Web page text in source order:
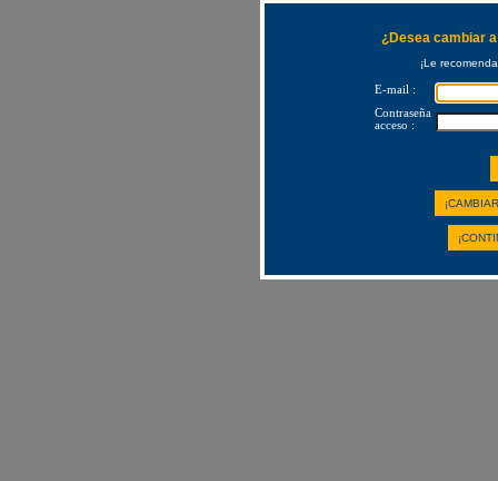
¿Desea cambiar
¡Le
E-mail :
Contraseña
acceso :